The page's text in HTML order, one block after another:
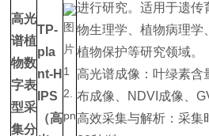
高光
谱植
物数
字表
型采
集分
TP-
pla
nt-H
IPS
（高
进行研究。适用于遗传
物生理学、植物病理学
植物保护等研究领域。
高光谱成像：叶绿素含
布成像、NDVI成像、
高效采集与解析：采集